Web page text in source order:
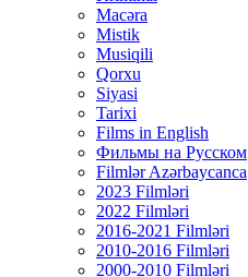
Macəra
Mistik
Musiqili
Qorxu
Siyasi
Tarixi
Films in English
Фильмы на Русском
Filmlər Azərbaycanca
2023 Filmləri
2022 Filmləri
2016-2021 Filmləri
2010-2016 Filmləri
2000-2010 Filmləri